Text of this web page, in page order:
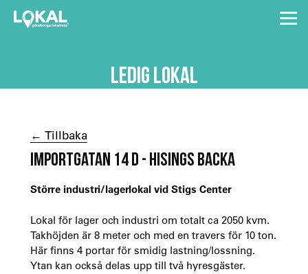
LEDIG LOKAL
← Tillbaka
IMPORTGATAN 14 D - HISINGS BACKA
Större industri/lagerlokal vid Stigs Center
Lokal för lager och industri om totalt ca 2050 kvm.
Takhöjden är 8 meter och med en travers för 10 ton.
Här finns 4 portar för smidig lastning/lossning.
Ytan kan också delas upp till två hyresgäster.